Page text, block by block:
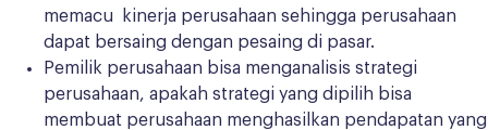
memacu kinerja perusahaan sehingga perusahaan
dapat bersaing dengan pesaing di pasar.
Pemilik perusahaan bisa menganalisis strategi
perusahaan, apakah strategi yang dipilih bisa
membuat perusahaan menghasilkan pendapatan yang